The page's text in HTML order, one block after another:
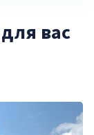
для вас